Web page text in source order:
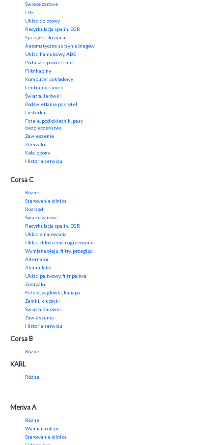
Świece żarowe
LPG
Układ dolotowy
Recyrkulacja spalin, EGR
Sprzęgło, skrzynia
Automatyczna skrzynia biegów
Układ hamulcowy, ABS
Poduszki powietrzne
Filtr kabiny
Komputer pokładowy
Centralny zamek
Światła, żarówki
Podświetlanie pokręteł
Lusterka
Fotele, podłokietnik, pasy
bezpieczeństwa
Zawieszenie
Zderzaki
Koła, opony
Historia serwisu
Corsa C
Różne
Sterowanie silnika
Rozrząd
Świece żarowe
Recyrkulacja spalin, EGR
Układ smarowania
Układ chłodzenia i ogrzewanie
Wymiana oleju, filtry, przegląd
Alternator
Akumulator
Układ paliwowy, filtr paliwa
Zderzaki
Fotele, zagłówki, kanapa
Zamki, kluczyki
Światła, żarówki
Zawieszenie
Historia serwisu
Corsa B
Różne
KARL
Różne
Meriva A
Różne
Wymiana oleju
Sterowanie silnika